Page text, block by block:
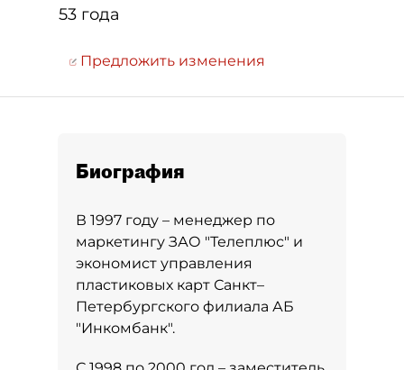
53 года
Предложить изменения
Биография
В 1997 году – менеджер по
маркетингу ЗАО "Телеплюс" и
экономист управления
пластиковых карт Санкт–
Петербургского филиала АБ
"Инкомбанк".